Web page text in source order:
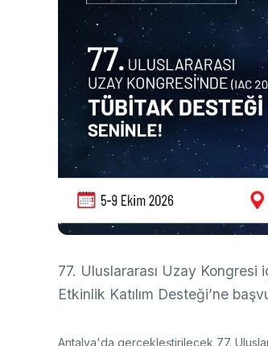
Fotoğraf Arşivi
KVKK Aydınlatma metni
77. Uluslararası Uzay Kongresi
Etkinlik Katılım Desteği’ne
Antalya'da gerçekleştirilecek 77.